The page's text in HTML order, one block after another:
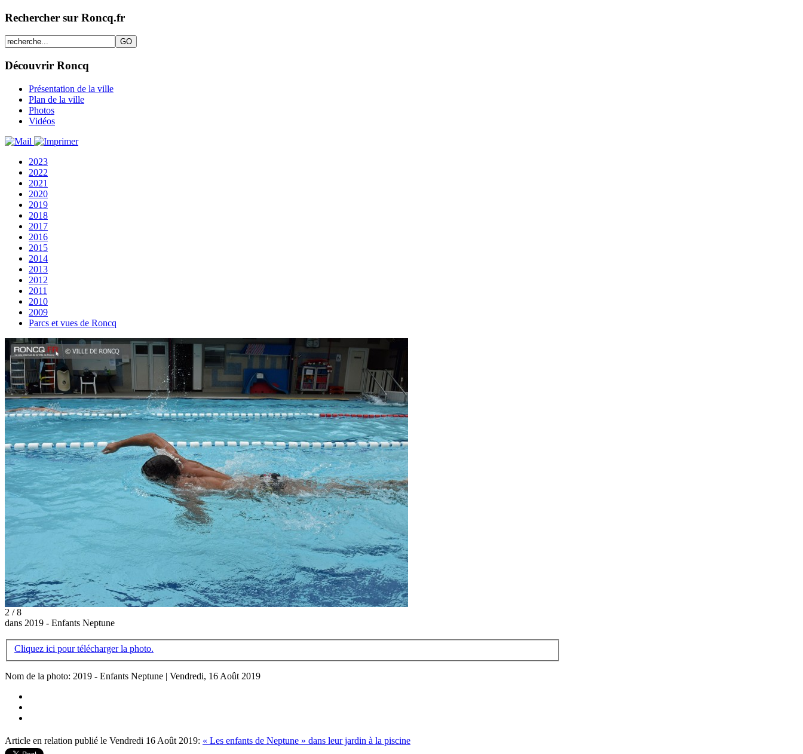
Rechercher sur Roncq.fr
Découvrir Roncq
Présentation de la ville
Plan de la ville
Photos
Vidéos
2023
2022
2021
2020
2019
2018
2017
2016
2015
2014
2013
2012
2011
2010
2009
Parcs et vues de Roncq
2 / 8
dans 2019 - Enfants Neptune
Cliquez ici pour télécharger la photo.
Nom de la photo: 2019 - Enfants Neptune | Vendredi, 16 Août 2019
Article en relation publié le Vendredi 16 Août 2019: « Les enfants de Neptune » dans leur jardin à la piscine